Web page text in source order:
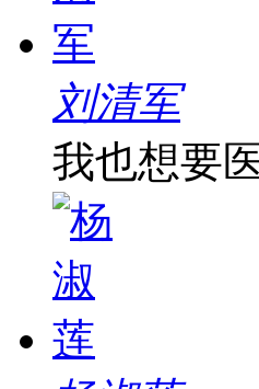
刘清军
我也想要